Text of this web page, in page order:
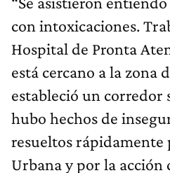
con intoxicaciones.
Hospital de Pronta
está cercano a la zona
estableció un corredor
hubo hechos de
resueltos rápidamente
Urbana y por la acción